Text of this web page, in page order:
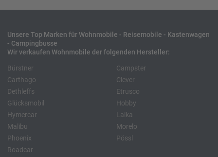
Unsere Top Marken für Wohnmobile - Reisemobile - Kastenwagen
- Campingbusse
Wir verkaufen Wohnmobile der folgenden Hersteller:
Bürstner
Carthago
Dethleffs
Glücksmobil
Hymercar
Malibu
Phoenix
Roadcar
Campster
Clever
Etrusco
Hobby
Laika
Morelo
Pössl